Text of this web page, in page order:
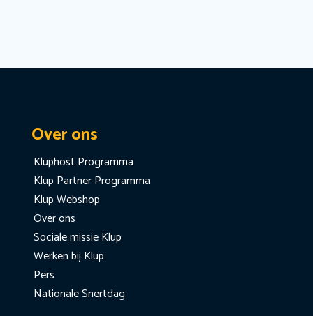
Over ons
Kluphost Programma
Klup Partner Programma
Klup Webshop
Over ons
Sociale missie Klup
Werken bij Klup
Pers
Nationale Snertdag